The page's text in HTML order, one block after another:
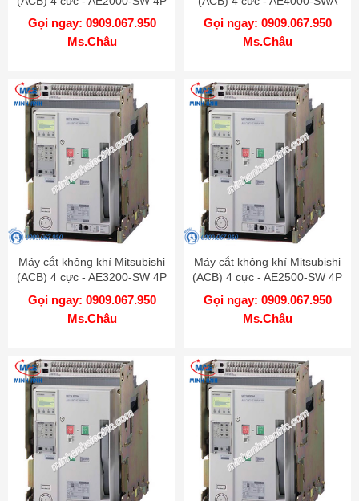
2000A 100kA DR
Gọi ngay: 0909.067.950
Ms.Châu
4P 4000A 85kA DR
Gọi ngay: 0909.067.950
Ms.Châu
Máy cắt không khí Mitsubishi
(ACB) 4 cực - AE3200-SW 4P
3200A 85kA DR
Gọi ngay: 0909.067.950
Ms.Châu
Máy cắt không khí Mitsubishi
(ACB) 4 cực - AE2500-SW 4P
2500A 85kA DR
Gọi ngay: 0909.067.950
Ms.Châu